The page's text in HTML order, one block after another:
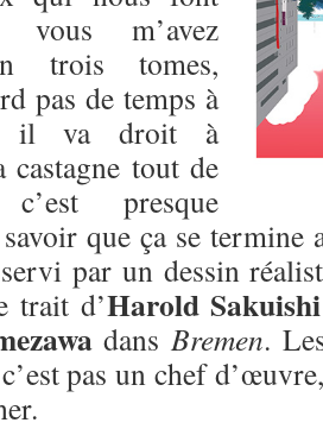
m’avez
trois tomes,
pas de temps à
il va droit à
castagne tout de
presque
que ça se
servi par un dessin
trait d’Harold Sakuishi
dansBremen.
pas un chef